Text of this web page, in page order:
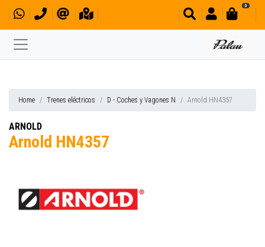
0
Home Trenes eléctricos D - Coches y Vagones N Arnold HN4357
ARNOLD
Arnold HN4357